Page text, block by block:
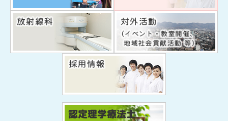
認定理学療法士